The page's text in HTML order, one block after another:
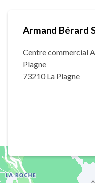
Armand Bérard
Centre commercial
Plagne
73210 La Plagne